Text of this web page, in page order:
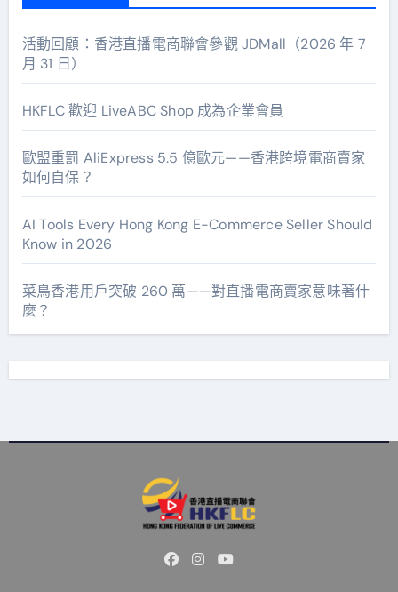
活動回顧：香港直播電商聯會參觀 JDMall（2026 年 7
月 31 日）
HKFLC 歡迎 LiveABC Shop 成為企業會員
歐盟重罰 AliExpress 5.5 億歐元——香港跨境電商賣家
如何自保？
AI Tools Every Hong Kong E-Commerce Seller Should
Know in 2026
菜鳥香港用戶突破 260 萬——對直播電商賣家意味著什
麼？